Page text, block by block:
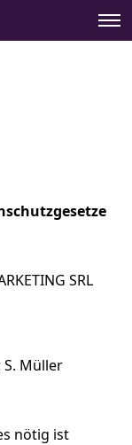
SRL
Müller
nötig ist